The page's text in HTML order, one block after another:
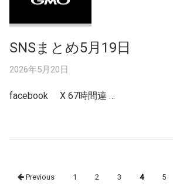
SNSまとめ5月19日
2026年5月20日
facebook X 67時間連 …
navigation
Previous 1 2 3 4 5